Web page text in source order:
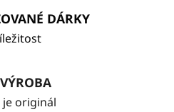
DÁRKY
je originál